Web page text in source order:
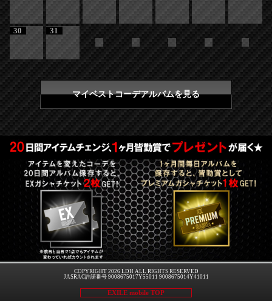
30 31
マイベストコーデアルバムを見る
COPYRIGHT 2026 LDH ALL RIGHTS RESERVED
JASRAC許諾番号 9008675017Y55011 9008675014Y41011
EXILE mobile TOP